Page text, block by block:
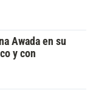
Awada en su
y con